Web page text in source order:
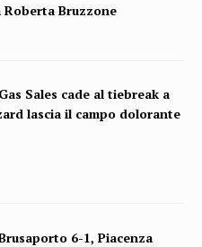
Bruzzone
Sales cade al tiebreak a
lascia il campo dolorante
6-1, Piacenza